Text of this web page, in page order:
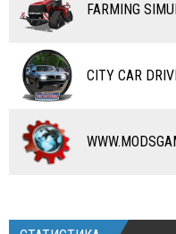
КАРТЫ
ЧИТЫ
ПРОГРАММЫ
РАЗНОЕ
FARMING
CITY CAR